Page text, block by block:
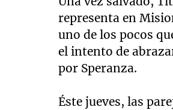
representa en
uno de los pocos
el intento de
por Speranza.
Éste jueves, las